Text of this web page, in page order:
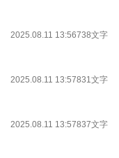
2025.08.11 13:56738文字
2025.08.11 13:57831文字
2025.08.11 13:57837文字